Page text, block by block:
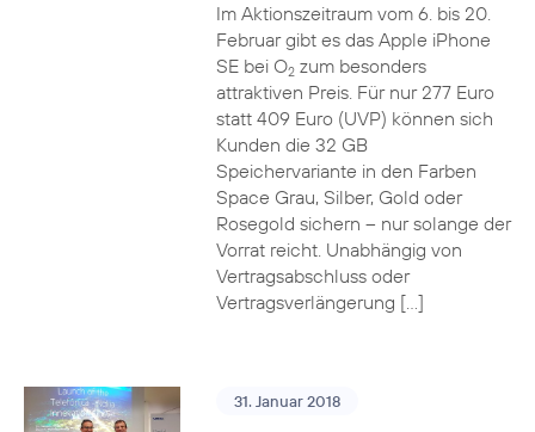
Im Aktionszeitraum vom 6. bis 20.
Februar gibt es das Apple iPhone
SE bei O2zum besonders
attraktiven Preis. Für nur 277 Euro
statt 409 Euro (UVP) können sich
Kunden die 32 GB
Speichervariante in den Farben
Space Grau, Silber, Gold oder
Rosegold sichern – nur solange der
Vorrat reicht. Unabhängig von
Vertragsabschluss oder
Vertragsverlängerung […]
31. Januar 2018